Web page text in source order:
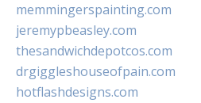
memmingerspainting.com
jeremypbeasley.com
thesandwichdepotcos.com
drgiggleshouseofpain.com
hotflashdesigns.com